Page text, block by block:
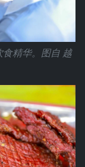
精华。图自 越